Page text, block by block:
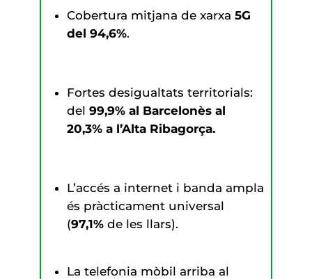
Cobertura mitjana de xarxa 5G
del 94,6%.
Fortes desigualtats territorials:
del 99,9% al Barcelonès al
20,3% a l’Alta Ribagorça.
L’accés a internet i banda ampla
és pràcticament universal
(97,1%de les llars).
La telefonia mòbil arriba al